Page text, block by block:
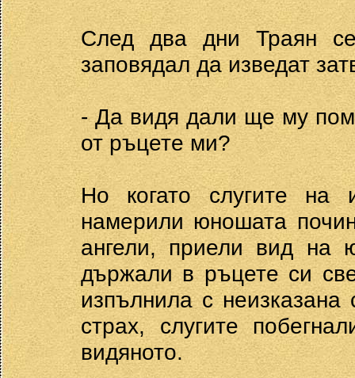
След два дни Траян
заповядал да изведат
- Да видя дали ще му
от ръцете ми?
Но когато слугите на
намерили юношата
ангели, приели вид на
държали в ръцете си
изпълнила с неизказана
страх, слугите
видяното.